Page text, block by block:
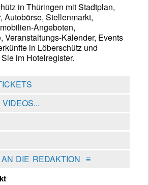
in Thüringen mit Stadtplan,
Autobörse, Stellenmarkt,
Angeboten,
Veranstaltungs-Kalender, Events
in Löberschütz und
im Hotelregister.
DIE REDAKTION ≡